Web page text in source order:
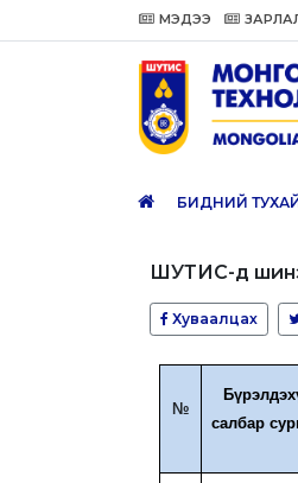
МЭДЭЭ
БИДНИЙ
ШУТИС-д
Хуваалцах
№
салбар